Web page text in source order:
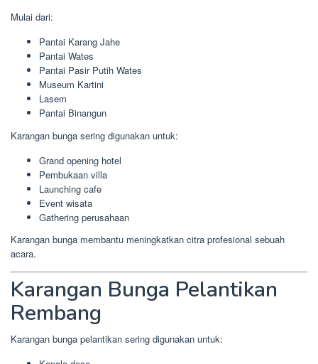
Mulai dari:
Pantai Karang Jahe
Pantai Wates
Pantai Pasir Putih Wates
Museum Kartini
Lasem
Pantai Binangun
Karangan bunga sering digunakan untuk:
Grand opening hotel
Pembukaan villa
Launching cafe
Event wisata
Gathering perusahaan
Karangan bunga membantu meningkatkan citra profesional sebuah
acara.
Karangan Bunga Pelantikan
Rembang
Karangan bunga pelantikan sering digunakan untuk: